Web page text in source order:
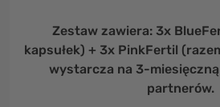
Zestaw zawiera: 3x
kapsułek) + 3x PinkFertil
wystarcza na 3-
partnerów.